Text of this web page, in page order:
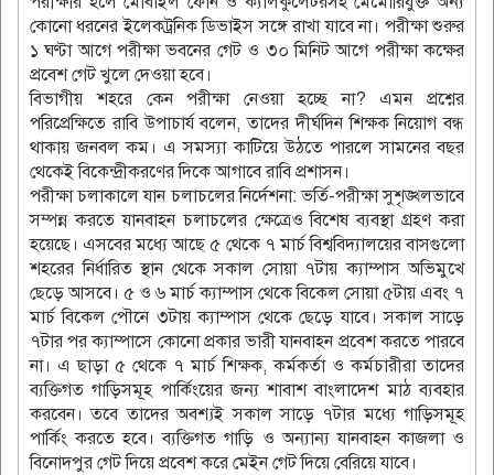
কোনো ধরনের ইলেকট্রনিক ডিভাইস সঙ্গে রাখা যাবে না। পরীক্ষা শুরুর
১ ঘণ্টা আগে পরীক্ষা ভবনের গেট ও ৩০ মিনিট আগে পরীক্ষা কক্ষের
প্রবেশ গেট খুলে দেওয়া হবে।
বিভাগীয় শহরে কেন পরীক্ষা নেওয়া হচ্ছে না? এমন প্রশ্নের
পরিপ্রেক্ষিতে রাবি উপাচার্য বলেন, তাদের দীর্ঘদিন শিক্ষক নিয়োগ বন্ধ
থাকায় জনবল কম। এ সমস্যা কাটিয়ে উঠতে পারলে সামনের বছর
থেকেই বিকেন্দ্রীকরণের দিকে আগাবে রাবি প্রশাসন।
পরীক্ষা চলাকালে যান চলাচলের নির্দেশনা: ভর্তি-পরীক্ষা সুশৃঙ্খলভাবে
সম্পন্ন করতে যানবাহন চলাচলের ক্ষেত্রেও বিশেষ ব্যবস্থা গ্রহণ করা
হয়েছে। এসবের মধ্যে আছে ৫ থেকে ৭ মার্চ বিশ্ববিদ্যালয়ের বাসগুলো
শহরের নির্ধারিত স্থান থেকে সকাল সোয়া ৭টায় ক্যাম্পাস অভিমুখে
ছেড়ে আসবে। ৫ ও ৬ মার্চ ক্যাম্পাস থেকে বিকেল সোয়া ৫টায় এবং ৭
মার্চ বিকেল পৌনে ৩টায় ক্যাম্পাস থেকে ছেড়ে যাবে। সকাল সাড়ে
৭টার পর ক্যাম্পাসে কোনো প্রকার ভারী যানবাহন প্রবেশ করতে পারবে
না। এ ছাড়া ৫ থেকে ৭ মার্চ শিক্ষক, কর্মকর্তা ও কর্মচারীরা তাদের
ব্যক্তিগত গাড়িসমূহ পার্কিংয়ের জন্য শাবাশ বাংলাদেশ মাঠ ব্যবহার
করবেন। তবে তাদের অবশ্যই সকাল সাড়ে ৭টার মধ্যে গাড়িসমূহ
পার্কিং করতে হবে। ব্যক্তিগত গাড়ি ও অন্যান্য যানবাহন কাজলা ও
বিনোদপুর গেট দিয়ে প্রবেশ করে মেইন গেট দিয়ে বেরিয়ে যাবে।